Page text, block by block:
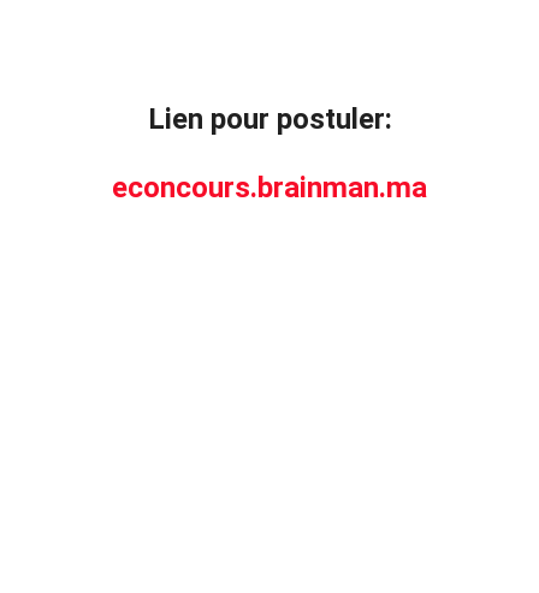
Lien pour postuler:
econcours.brainman.ma